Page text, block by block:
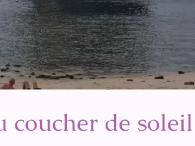
coucher de soleil